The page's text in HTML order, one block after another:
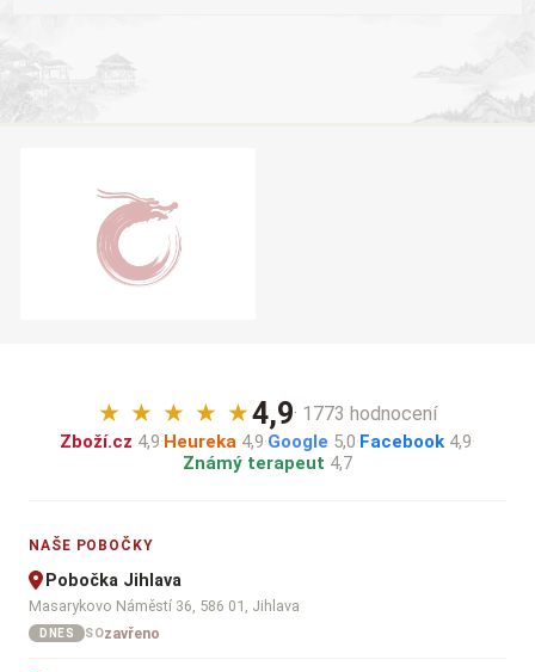
★ ★ ★ ★ ★4,9· 1773 hodnocení
Zboží.cz 4,9·Heureka 4,9·Google 5,0·Facebook 4,9·
Známý terapeut 4,7
NAŠE POBOČKY
Pobočka Jihlava
Masarykovo Náměstí 36, 586 01, Jihlava
DNES SOzavřeno